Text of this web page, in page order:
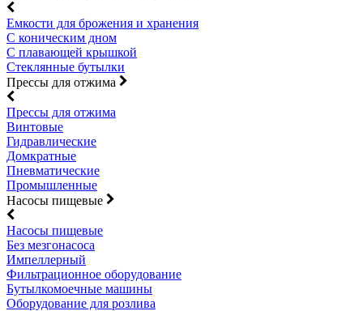
Емкости для брожения и хранения
С коническим дном
С плавающей крышкой
Стеклянные бутылки
Прессы для отжима
Прессы для отжима
Винтовые
Гидравлические
Домкратные
Пневматические
Промышленные
Насосы пищевые
Насосы пищевые
Без мезгонасоса
Импеллерный
Фильтрационное оборудование
Бутылкомоечные машины
Оборудование для розлива